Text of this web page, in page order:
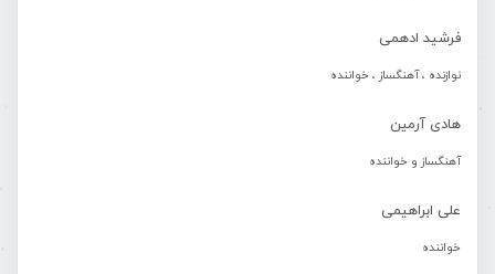
فرشید ادهمی
نوازنده ، آهنگساز ، خواننده
هادی آرمین
آهنگساز و خواننده
علی ابراهیمی
خواننده